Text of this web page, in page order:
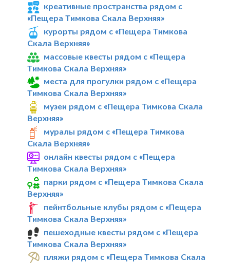
креативные пространства рядом с
«Пещера Тимкова Скала Верхняя»
курорты рядом с «Пещера Тимкова
Скала Верхняя»
массовые квесты рядом с «Пещера
Тимкова Скала Верхняя»
места для прогулки рядом с «Пещера
Тимкова Скала Верхняя»
музеи рядом с «Пещера Тимкова Скала
Верхняя»
муралы рядом с «Пещера Тимкова
Скала Верхняя»
онлайн квесты рядом с «Пещера
Тимкова Скала Верхняя»
парки рядом с «Пещера Тимкова Скала
Верхняя»
пейнтбольные клубы рядом с «Пещера
Тимкова Скала Верхняя»
пешеходные квесты рядом с «Пещера
Тимкова Скала Верхняя»
пляжи рядом с «Пещера Тимкова Скала